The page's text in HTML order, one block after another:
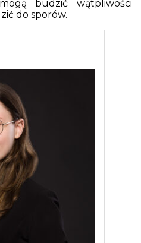
budzić wątpliwości
do sporów.